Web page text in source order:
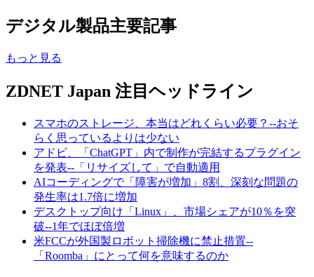
デジタル製品主要記事
もっと見る
ZDNET Japan 注目ヘッドライン
スマホのストレージ、本当はどれくらい必要？--おそ
らく思っているよりは少ない
アドビ、「ChatGPT」内で制作が完結するプラグイン
を発表--「リサイズして」で自動適用
AIコーディングで「障害が増加」8割、深刻な問題の
発生率は1.7倍に増加
デスクトップ向け「Linux」、市場シェアが10％を突
破--1年でほぼ倍増
米FCCが外国製ロボット掃除機に禁止措置--
「Roomba」にとって何を意味するのか